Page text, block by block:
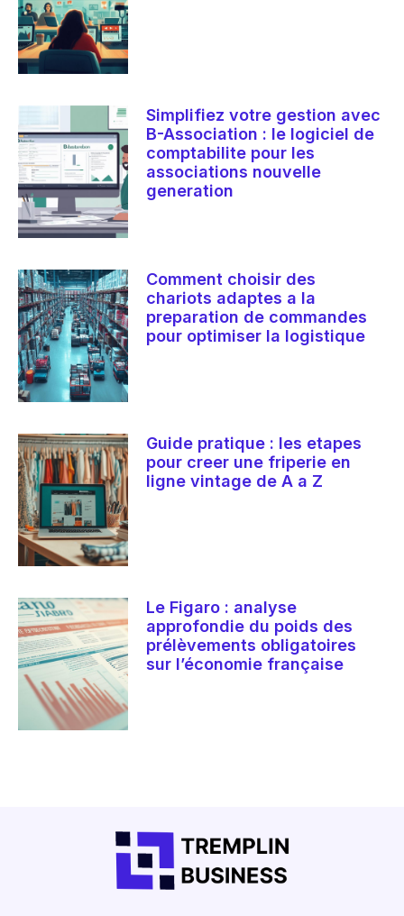
Simplifiez votre gestion avec
B-Association : le logiciel de
comptabilite pour les
associations nouvelle
generation
Comment choisir des
chariots adaptes a la
preparation de commandes
pour optimiser la logistique
Guide pratique : les etapes
pour creer une friperie en
ligne vintage de A a Z
Le Figaro : analyse
approfondie du poids des
prélèvements obligatoires
sur l’économie française